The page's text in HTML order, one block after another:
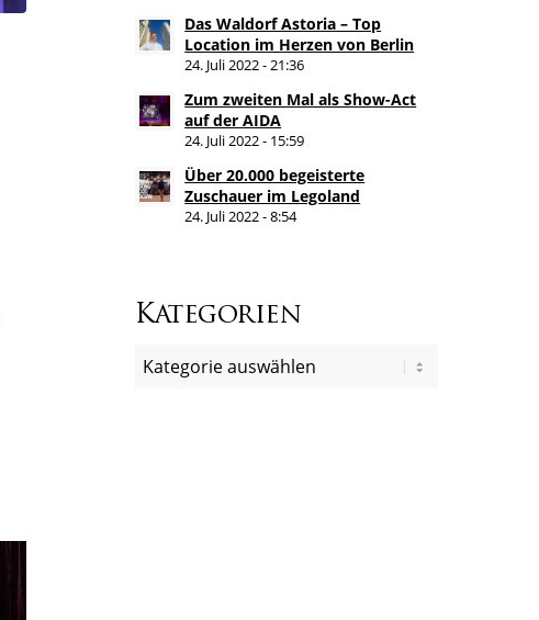
Das Waldorf Astoria – Top
Location im Herzen von Berlin
24. Juli 2022 - 21:36
Zum zweiten Mal als Show-Act
auf der AIDA
24. Juli 2022 - 15:59
Über 20.000 begeisterte
Zuschauer im Legoland
24. Juli 2022 - 8:54
Kategorien